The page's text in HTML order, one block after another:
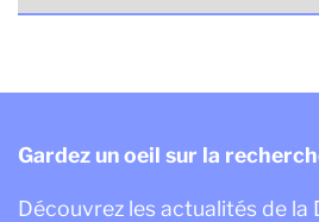
Gardez un oeil sur la
Découvrez les actualités de la